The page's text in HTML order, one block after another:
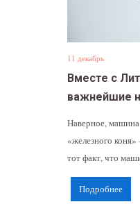
11 декабрь
Вместе с
важнейшие
Наверное,
«железного
тот факт, что
Подробнее